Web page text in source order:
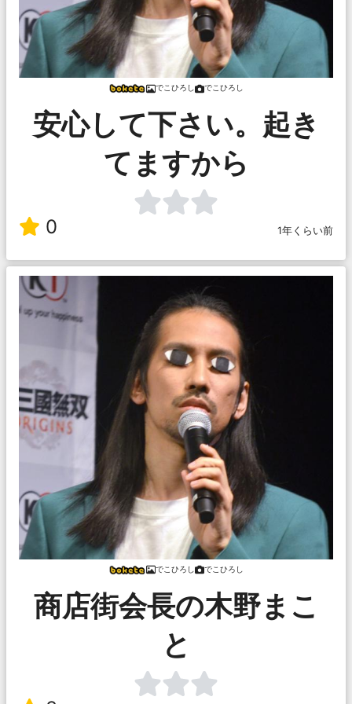
でこひろし でこひろし
安心して下さい。起き
てますから
0 1年くらい前
でこひろし でこひろし
商店街会長の木野まこ
と